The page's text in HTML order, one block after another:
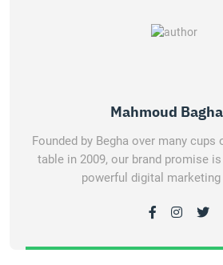
Mahmoud
Founded by Begha over many
table in 2009, our brand promise
powerful digital